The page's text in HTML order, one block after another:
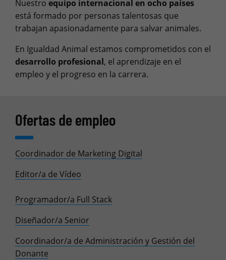
Nuestro equipo internacional en ocho países
está formado por personas talentosas que
trabajan apasionadamente para salvar animales.
En Igualdad Animal estamos comprometidos con el
desarrollo profesional, el aprendizaje en el
empleo y el progreso en la carrera.
Ofertas de empleo
Coordinador de Marketing Digital
Editor/a de Vídeo
Programador/a Full Stack
Diseñador/a Senior
Coordinador/a de Administración y Gestión del
Donante